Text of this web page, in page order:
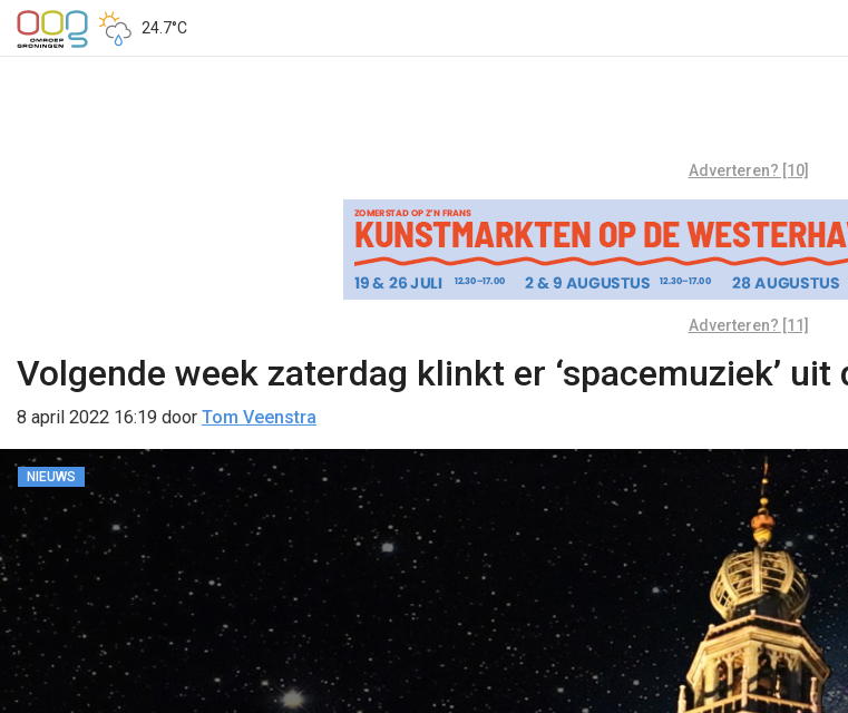
24.7°C
Adverteren? [10]
Adverteren? [11]
Volgende week zaterdag klinkt er ‘spacemuziek’
8 april 2022 16:19 door Tom Veenstra
NIEUWS